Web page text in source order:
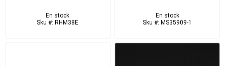
En stock
Sku #: RHM38E
En stock
Sku #: MS35909-1